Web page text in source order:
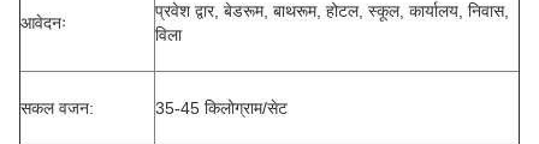
आवेदनः
प्रवेश द्वार, बेडरूम, बाथरूम, होटल, स्कूल, कार्यालय, निवास,
विला
सकल वजन: 35-45 किलोग्राम/सेट